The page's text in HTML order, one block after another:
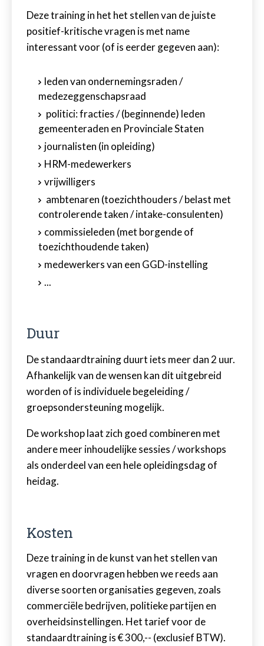
Deze training in het het stellen van de juiste
positief-kritische vragen is met name
interessant voor (of is eerder gegeven aan):
leden van ondernemingsraden /
medezeggenschapsraad
politici: fracties / (beginnende) leden
gemeenteraden en Provinciale Staten
journalisten (in opleiding)
HRM-medewerkers
vrijwilligers
ambtenaren (toezichthouders / belast met
controlerende taken / intake-consulenten)
commissieleden (met borgende of
toezichthoudende taken)
medewerkers van een GGD-instelling
...
Duur
De standaardtraining duurt iets meer dan 2 uur.
Afhankelijk van de wensen kan dit uitgebreid
worden of is individuele begeleiding /
groepsondersteuning mogelijk.
De workshop laat zich goed combineren met
andere meer inhoudelijke sessies / workshops
als onderdeel van een hele opleidingsdag of
heidag.
Kosten
Deze training in de kunst van het stellen van
vragen en doorvragen hebben we reeds aan
diverse soorten organisaties gegeven, zoals
commerciële bedrijven, politieke partijen en
overheidsinstellingen. Het tarief voor de
standaardtraining is € 300,-- (exclusief BTW).